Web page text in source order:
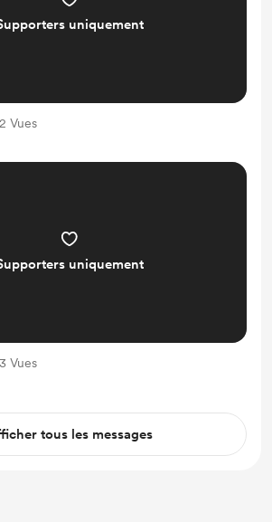
uniquement
Vues
uniquement
Vues
tous les messages